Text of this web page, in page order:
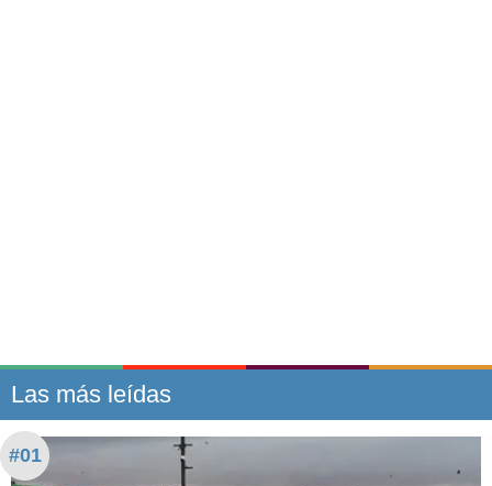
Las más leídas
#01